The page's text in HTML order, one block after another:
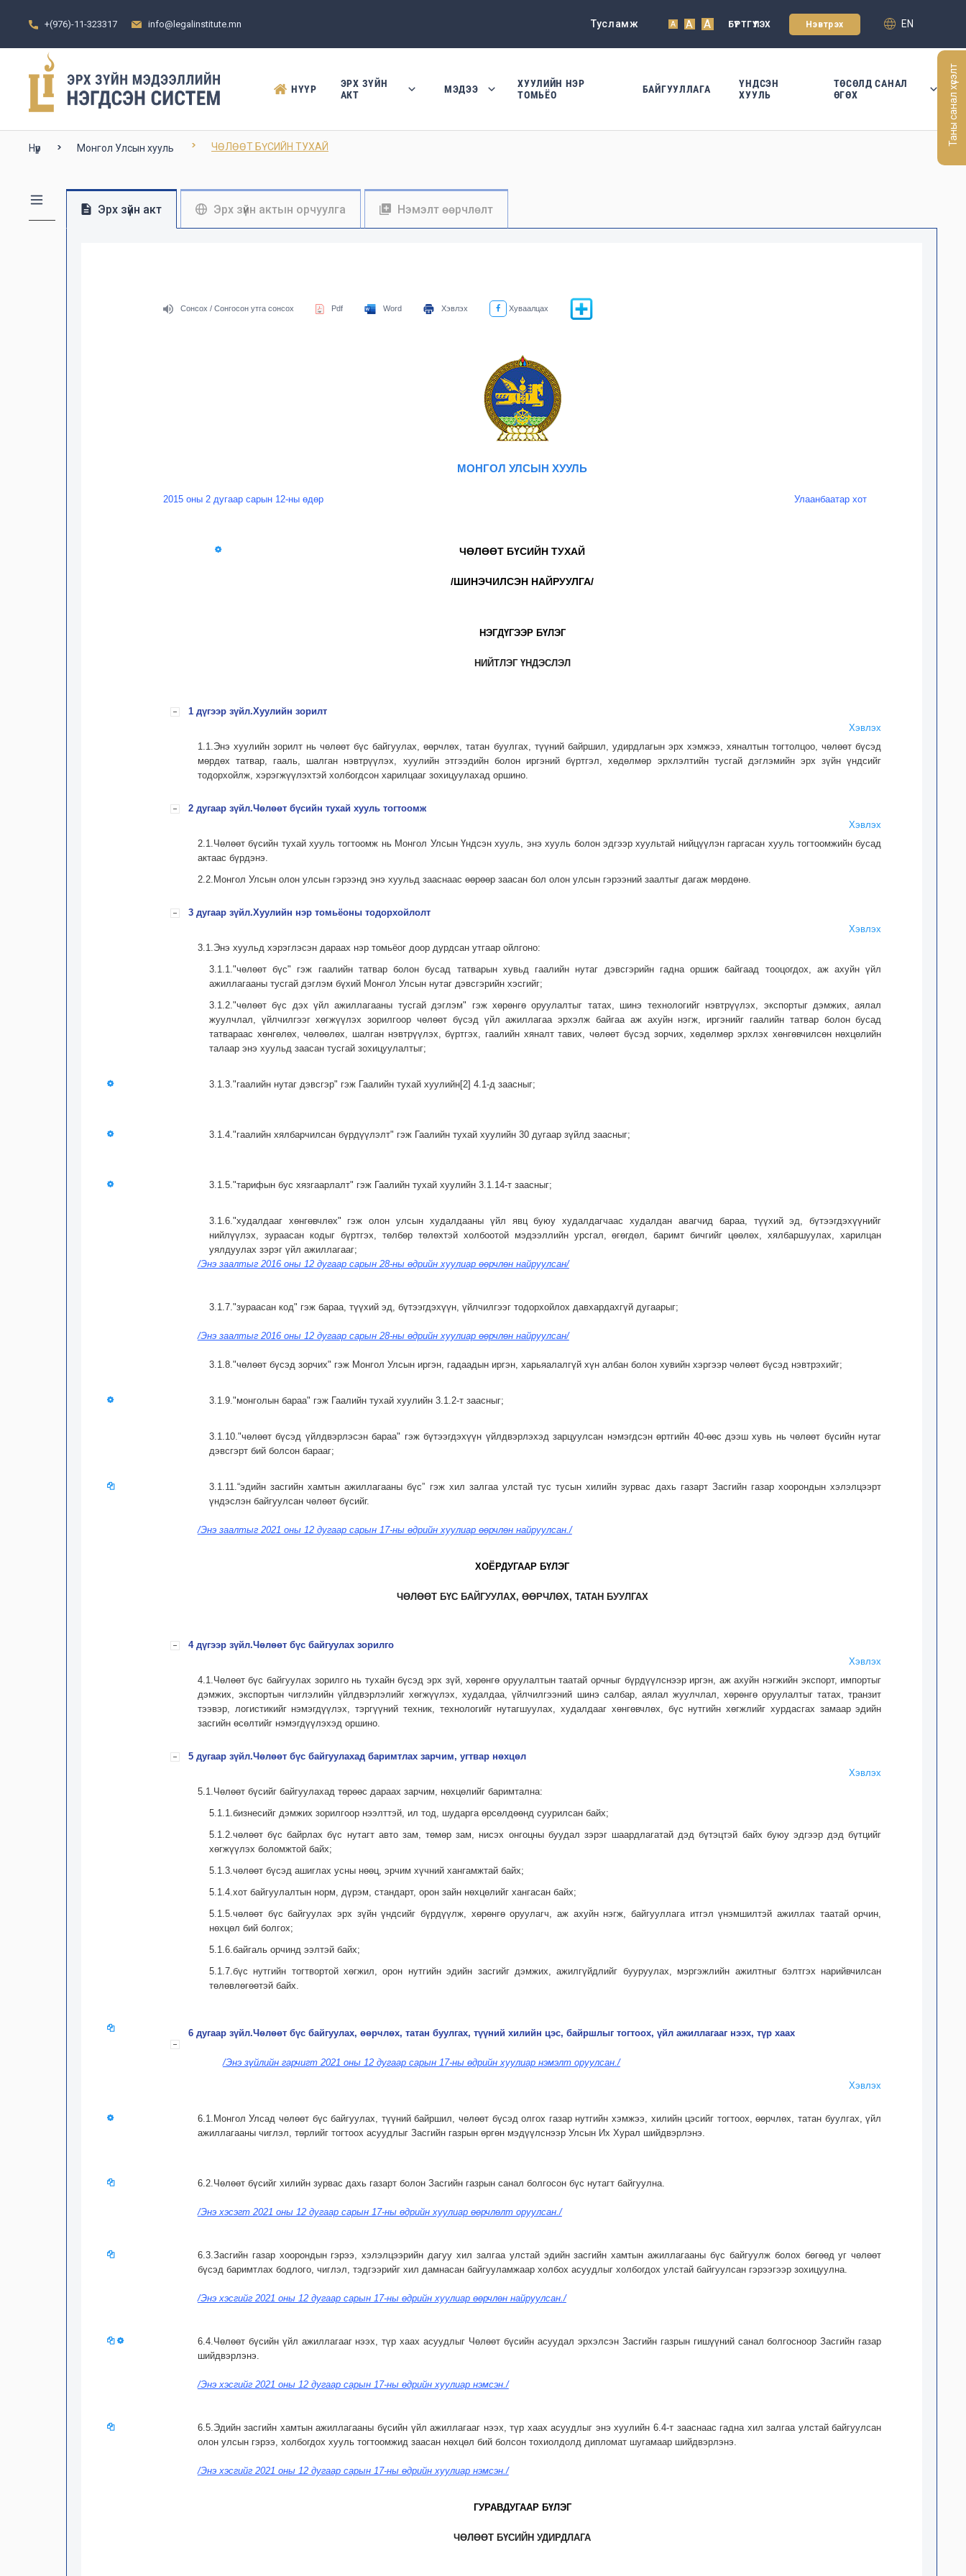
+(976)-11-323317 info@legalinstitute.mn Тусламж A A A БҮРТГҮҮЛЭХ Нэвтрэх EN
НҮҮР
ЭРХ ЗҮЙН
АКТ
МЭДЭЭ
ХУУЛИЙН НЭР
ТОМЬЁО
БАЙГУУЛЛАГА
ҮНДСЭН
ХУУЛЬ
ТӨСӨЛД САНАЛ
ӨГӨХ
Нүүр Монгол Улсын хууль ЧӨЛӨӨТ БҮСИЙН ТУХАЙ
Эрх зүйн акт Эрх зүйн актын орчуулга Нэмэлт өөрчлөлт
Сонсох / Сонгосон утга сонсох Pdf Word Хэвлэх Хуваалцах
МОНГОЛ УЛСЫН ХУУЛЬ
2015 оны 2 дугаар сарын 12-ны өдөр Улаанбаатар хот
ЧӨЛӨӨТ БҮСИЙН ТУХАЙ
/ШИНЭЧИЛСЭН НАЙРУУЛГА/
НЭГДҮГЭЭР БҮЛЭГ
НИЙТЛЭГ ҮНДЭСЛЭЛ
1 дүгээр зүйл.Хуулийн зорилт
Хэвлэх
1.1.Энэ хуулийн зорилт нь чөлөөт бүс байгуулах, өөрчлөх, татан буулгах, түүний байршил, удирдлагын эрх хэмжээ, хяналтын тогтолцоо, чөлөөт бүсэд
мөрдөх татвар, гааль, шалган нэвтрүүлэх, хуулийн этгээдийн болон иргэний бүртгэл, хөдөлмөр эрхлэлтийн тусгай дэглэмийн эрх зүйн үндсийг
тодорхойлж, хэрэгжүүлэхтэй холбогдсон харилцааг зохицуулахад оршино.
2 дугаар зүйл.Чөлөөт бүсийн тухай хууль тогтоомж
Хэвлэх
2.1.Чөлөөт бүсийн тухай хууль тогтоомж нь Монгол Улсын Үндсэн хууль, энэ хууль болон эдгээр хуультай нийцүүлэн гаргасан хууль тогтоомжийн бусад
актаас бүрдэнэ.
2.2.Монгол Улсын олон улсын гэрээнд энэ хуульд зааснаас өөрөөр заасан бол олон улсын гэрээний заалтыг дагаж мөрдөнө.
3 дугаар зүйл.Хуулийн нэр томьёоны тодорхойлолт
Хэвлэх
3.1.Энэ хуульд хэрэглэсэн дараах нэр томьёог доор дурдсан утгаар ойлгоно:
3.1.1."чөлөөт бүс" гэж гаалийн татвар болон бусад татварын хувьд гаалийн нутаг дэвсгэрийн гадна оршиж байгаад тооцогдох, аж ахуйн үйл
ажиллагааны тусгай дэглэм бүхий Монгол Улсын нутаг дэвсгэрийн хэсгийг;
3.1.2."чөлөөт бүс дэх үйл ажиллагааны тусгай дэглэм" гэж хөрөнгө оруулалтыг татах, шинэ технологийг нэвтрүүлэх, экспортыг дэмжих, аялал
жуулчлал, үйлчилгээг хөгжүүлэх зорилгоор чөлөөт бүсэд үйл ажиллагаа эрхэлж байгаа аж ахуйн нэгж, иргэнийг гаалийн татвар болон бусад
татвараас хөнгөлөх, чөлөөлөх, шалган нэвтрүүлэх, бүртгэх, гаалийн хяналт тавих, чөлөөт бүсэд зорчих, хөдөлмөр эрхлэх хөнгөвчилсөн нөхцөлийн
талаар энэ хуульд заасан тусгай зохицуулалтыг;
3.1.3."гаалийн нутаг дэвсгэр" гэж Гаалийн тухай хуулийн[2] 4.1-д заасныг;
3.1.4."гаалийн хялбарчилсан бүрдүүлэлт" гэж Гаалийн тухай хуулийн 30 дугаар зүйлд заасныг;
3.1.5."тарифын бус хязгаарлалт" гэж Гаалийн тухай хуулийн 3.1.14-т заасныг;
3.1.6."худалдааг хөнгөвчлөх" гэж олон улсын худалдааны үйл явц буюу худалдагчаас худалдан авагчид бараа, түүхий эд, бүтээгдэхүүнийг
нийлүүлэх, зураасан кодыг бүртгэх, төлбөр төлөхтэй холбоотой мэдээллийн урсгал, өгөгдөл, баримт бичгийг цөөлөх, хялбаршуулах, харилцан
уялдуулах зэрэг үйл ажиллагааг;
/Энэ заалтыг 2016 оны 12 дугаар сарын 28-ны өдрийн хуулиар өөрчлөн найруулсан/
3.1.7."зураасан код" гэж бараа, түүхий эд, бүтээгдэхүүн, үйлчилгээг тодорхойлох давхардахгүй дугаарыг;
/Энэ заалтыг 2016 оны 12 дугаар сарын 28-ны өдрийн хуулиар өөрчлөн найруулсан/
3.1.8."чөлөөт бүсэд зорчих" гэж Монгол Улсын иргэн, гадаадын иргэн, харьяалалгүй хүн албан болон хувийн хэргээр чөлөөт бүсэд нэвтрэхийг;
3.1.9."монголын бараа" гэж Гаалийн тухай хуулийн 3.1.2-т заасныг;
3.1.10."чөлөөт бүсэд үйлдвэрлэсэн бараа" гэж бүтээгдэхүүн үйлдвэрлэхэд зарцуулсан нэмэгдсэн өртгийн 40-өөс дээш хувь нь чөлөөт бүсийн нутаг
дэвсгэрт бий болсон барааг;
3.1.11.“эдийн засгийн хамтын ажиллагааны бүс” гэж хил залгаа улстай тус тусын хилийн зурвас дахь газарт Засгийн газар хоорондын хэлэлцээрт
үндэслэн байгуулсан чөлөөт бүсийг.
/Энэ заалтыг 2021 оны 12 дугаар сарын 17-ны өдрийн хуулиар өөрчлөн найруулсан./
ХОЁРДУГААР БҮЛЭГ
ЧӨЛӨӨТ БҮС БАЙГУУЛАХ, ӨӨРЧЛӨХ, ТАТАН БУУЛГАХ
4 дүгээр зүйл.Чөлөөт бүс байгуулах зорилго
Хэвлэх
4.1.Чөлөөт бүс байгуулах зорилго нь тухайн бүсэд эрх зүй, хөрөнгө оруулалтын таатай орчныг бүрдүүлснээр иргэн, аж ахуйн нэгжийн экспорт, импортыг
дэмжих, экспортын чиглэлийн үйлдвэрлэлийг хөгжүүлэх, худалдаа, үйлчилгээний шинэ салбар, аялал жуулчлал, хөрөнгө оруулалтыг татах, транзит
тээвэр, логистикийг нэмэгдүүлэх, тэргүүний техник, технологийг нутагшуулах, худалдааг хөнгөвчлөх, бүс нутгийн хөгжлийг хурдасгах замаар эдийн
засгийн өсөлтийг нэмэгдүүлэхэд оршино.
5 дугаар зүйл.Чөлөөт бүс байгуулахад баримтлах зарчим, угтвар нөхцөл
Хэвлэх
5.1.Чөлөөт бүсийг байгуулахад төрөөс дараах зарчим, нөхцөлийг баримтална:
5.1.1.бизнесийг дэмжих зорилгоор нээлттэй, ил тод, шударга өрсөлдөөнд суурилсан байх;
5.1.2.чөлөөт бүс байрлах бүс нутагт авто зам, төмөр зам, нисэх онгоцны буудал зэрэг шаардлагатай дэд бүтэцтэй байх буюу эдгээр дэд бүтцийг
хөгжүүлэх боломжтой байх;
5.1.3.чөлөөт бүсэд ашиглах усны нөөц, эрчим хүчний хангамжтай байх;
5.1.4.хот байгуулалтын норм, дүрэм, стандарт, орон зайн нөхцөлийг хангасан байх;
5.1.5.чөлөөт бүс байгуулах эрх зүйн үндсийг бүрдүүлж, хөрөнгө оруулагч, аж ахуйн нэгж, байгууллага итгэл үнэмшилтэй ажиллах таатай орчин,
нөхцөл бий болгох;
5.1.6.байгаль орчинд ээлтэй байх;
5.1.7.бүс нутгийн тогтвортой хөгжил, орон нутгийн эдийн засгийг дэмжих, ажилгүйдлийг бууруулах, мэргэжлийн ажилтныг бэлтгэх нарийвчилсан
төлөвлөгөөтэй байх.
6 дугаар зүйл.Чөлөөт бүс байгуулах, өөрчлөх, татан буулгах, түүний хилийн цэс, байршлыг тогтоох, үйл ажиллагааг нээх, түр хаах
/Энэ зүйлийн гарчигт 2021 оны 12 дугаар сарын 17-ны өдрийн хуулиар нэмэлт оруулсан./
Хэвлэх
6.1.Монгол Улсад чөлөөт бүс байгуулах, түүний байршил, чөлөөт бүсэд олгох газар нутгийн хэмжээ, хилийн цэсийг тогтоох, өөрчлөх, татан буулгах, үйл
ажиллагааны чиглэл, төрлийг тогтоох асуудлыг Засгийн газрын өргөн мэдүүлснээр Улсын Их Хурал шийдвэрлэнэ.
6.2.Чөлөөт бүсийг хилийн зурвас дахь газарт болон Засгийн газрын санал болгосон бүс нутагт байгуулна.
/Энэ хэсэгт 2021 оны 12 дугаар сарын 17-ны өдрийн хуулиар өөрчлөлт оруулсан./
6.3.Засгийн газар хоорондын гэрээ, хэлэлцээрийн дагуу хил залгаа улстай эдийн засгийн хамтын ажиллагааны бүс байгуулж болох бөгөөд уг чөлөөт
бүсэд баримтлах бодлого, чиглэл, тэдгээрийг хил дамнасан байгууламжаар холбох асуудлыг холбогдох улстай байгуулсан гэрээгээр зохицуулна.
/Энэ хэсгийг 2021 оны 12 дугаар сарын 17-ны өдрийн хуулиар өөрчлөн найруулсан./
6.4.Чөлөөт бүсийн үйл ажиллагааг нээх, түр хаах асуудлыг Чөлөөт бүсийн асуудал эрхэлсэн Засгийн газрын гишүүний санал болгосноор Засгийн газар
шийдвэрлэнэ.
/Энэ хэсгийг 2021 оны 12 дугаар сарын 17-ны өдрийн хуулиар нэмсэн./
6.5.Эдийн засгийн хамтын ажиллагааны бүсийн үйл ажиллагааг нээх, түр хаах асуудлыг энэ хуулийн 6.4-т зааснаас гадна хил залгаа улстай байгуулсан
олон улсын гэрээ, холбогдох хууль тогтоомжид заасан нөхцөл бий болсон тохиолдолд дипломат шугамаар шийдвэрлэнэ.
/Энэ хэсгийг 2021 оны 12 дугаар сарын 17-ны өдрийн хуулиар нэмсэн./
ГУРАВДУГААР БҮЛЭГ
ЧӨЛӨӨТ БҮСИЙН УДИРДЛАГА
Таны санал хүсэлт